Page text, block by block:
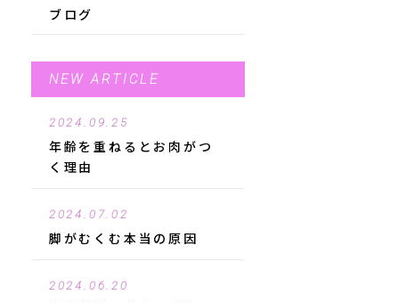
ブログ
NEW ARTICLE
2024.09.25
年齢を重ねるとお肉がつ
く理由
2024.07.02
脚がむくむ本当の原因
2024.06.20